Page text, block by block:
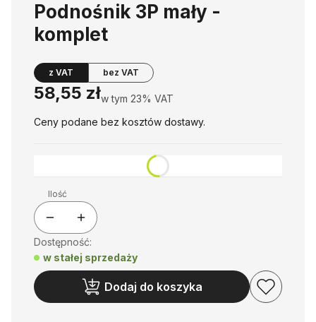
Podnośnik 3P mały -
komplet
z VAT bez VAT
Cena
58,55 złw tym 23% VAT
w tym 23% VAT
Ceny podane bez kosztów dostawy.
Ilość
Dostępność:
w stałej sprzedaży
Dodaj do koszyka